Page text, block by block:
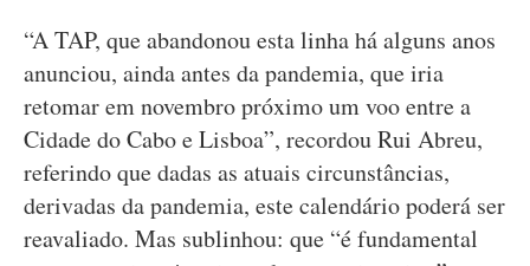
“A TAP, que abandonou esta linha há alguns anos
anunciou, ainda antes da pandemia, que iria
retomar em novembro próximo um voo entre a
Cidade do Cabo e Lisboa”, recordou Rui Abreu,
referindo que dadas as atuais circunstâncias,
derivadas da pandemia, este calendário poderá ser
reavaliado. Mas sublinhou: que “é fundamental